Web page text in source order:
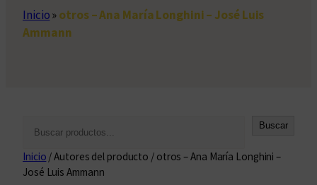
Inicio»otros – Ana María Longhini – José Luis
Ammann
s
c
Buscar
Inicio / Autores del producto / otros – Ana María Longhini –
José Luis Ammann